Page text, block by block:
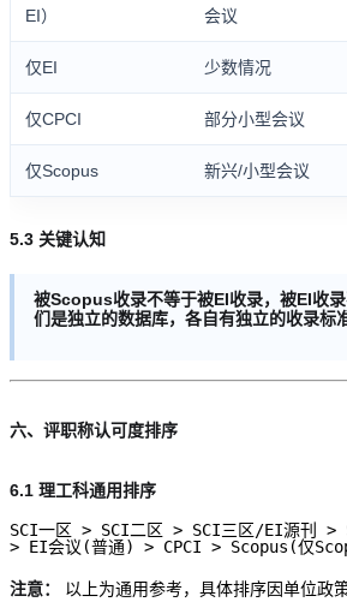
EI）
会议
仅EI 少数情况
仅CPCI 部分小型会议
仅Scopus 新兴/小型会议
5.3 关键认知
被Scopus收录不等于被EI收录，被EI收
们是独立的数据库，各自有独立的收录标
六、评职称认可度排序
6.1 理工科通用排序
SCI一区 > SCI二区 > SCI三区/EI源刊 >
注意： 以上为通用参考，具体排序因单位政策